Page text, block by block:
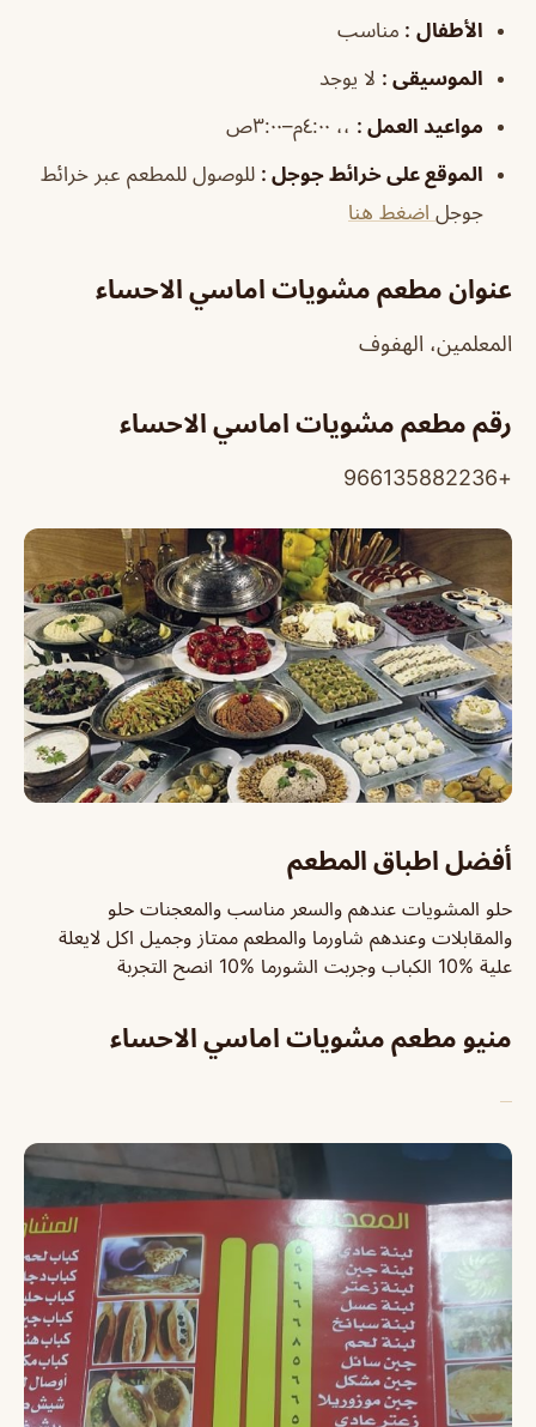
الأطفال : مناسب
الموسيقى : لا يوجد
مواعيد العمل : ،، ٤:٠٠م–٣:٠٠ص
الموقع على خرائط جوجل : للوصول للمطعم عبر خرائط
جوجل اضغط هنا
عنوان مطعم مشويات اماسي الاحساء
المعلمين، الهفوف‎
رقم مطعم مشويات اماسي الاحساء
+966135882236
أفضل اطباق المطعم
حلو المشويات عندهم والسعر مناسب والمعجنات حلو
والمقابلات وعندهم شاورما والمطعم ممتاز وجميل اكل لايعلة
علية 10‎%‎ الكباب وجربت الشورما 10‎%‎ انصح التجربة
منيو مطعم مشويات اماسي الاحساء